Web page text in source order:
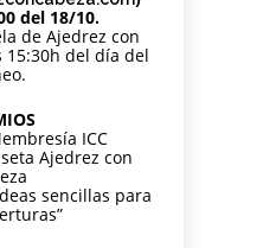
del 18/10.
de Ajedrez con
15:30h del día del
ICC
Ajedrez con
sencillas para